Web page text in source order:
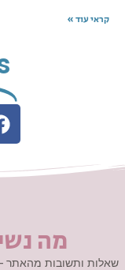
קראי עוד »
מה
שאלות ותשובות מהאתר